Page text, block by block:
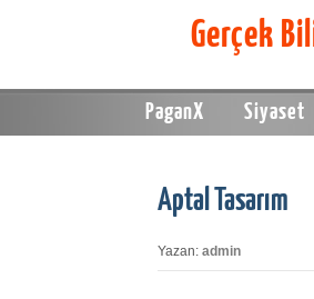
Gerçek
PaganX Siyaset
Aptal Tasarım
Yazan: admin